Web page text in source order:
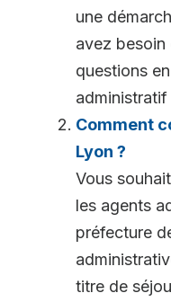
une
avez besoin
questions
administratif
Comment
Lyon ?
Vous
les agents
préfecture
titre de